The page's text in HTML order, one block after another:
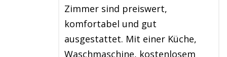
Zimmer sind preiswert,
komfortabel und gut
ausgestattet. Mit einer Küche,
Waschmaschine, kostenlosem